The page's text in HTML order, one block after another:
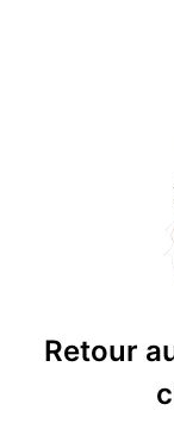
Retour